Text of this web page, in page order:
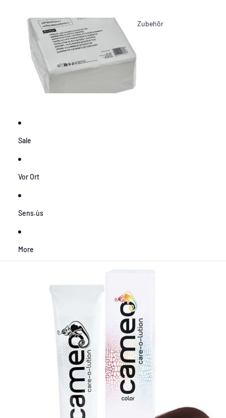
Zubehör
Sale
Vor Ort
Sens.ùs
More
Zu Produktinformationen springen